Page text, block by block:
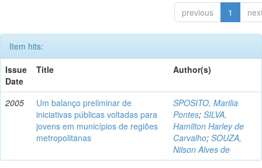
previous 1
Item hits:
Issue
Date
Title Author(s)
2005
Um balanço preliminar de
iniciativas públicas voltadas para
jovens em municípios de regiões
metropolitanas
SPOSITO, Marilia
Pontes; SILVA,
Hamilton Harley de
Carvalho; SOUZA,
Nilson Alves de